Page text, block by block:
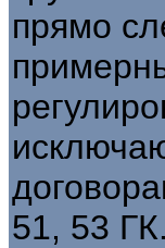
прямо
51, 53 ГК.